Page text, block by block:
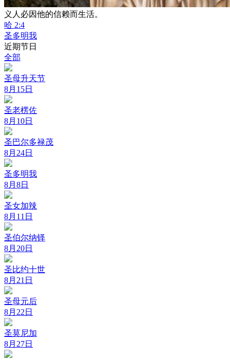
义人必因他的信赖而生活。
哈 2:4
圣多明我
近期节日
全部
圣母升天节
8月15日
圣老楞佐
8月10日
圣巴尔多禄茂
8月24日
圣多明我
8月8日
圣女加辣
8月11日
圣伯尔纳铎
8月20日
圣比约十世
8月21日
圣母元后
8月22日
圣莫尼加
8月27日